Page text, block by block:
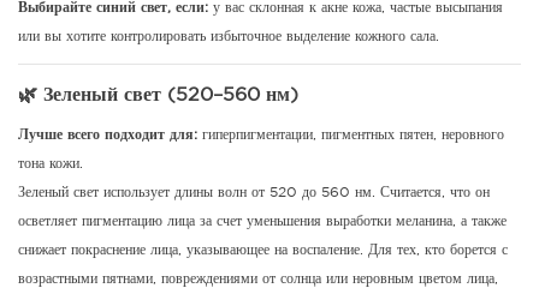
Выбирайте синий свет, если: у вас склонная к акне кожа, частые высыпания
или вы хотите контролировать избыточное выделение кожного сала.
🌿 Зеленый свет (520–560 нм)
Лучше всего подходит для: гиперпигментации, пигментных пятен, неровного
тона кожи.
Зеленый свет использует длины волн от 520 до 560 нм. Считается, что он
осветляет пигментацию лица за счет уменьшения выработки меланина, а также
снижает покраснение лица, указывающее на воспаление. Для тех, кто борется с
возрастными пятнами, повреждениями от солнца или неровным цветом лица,